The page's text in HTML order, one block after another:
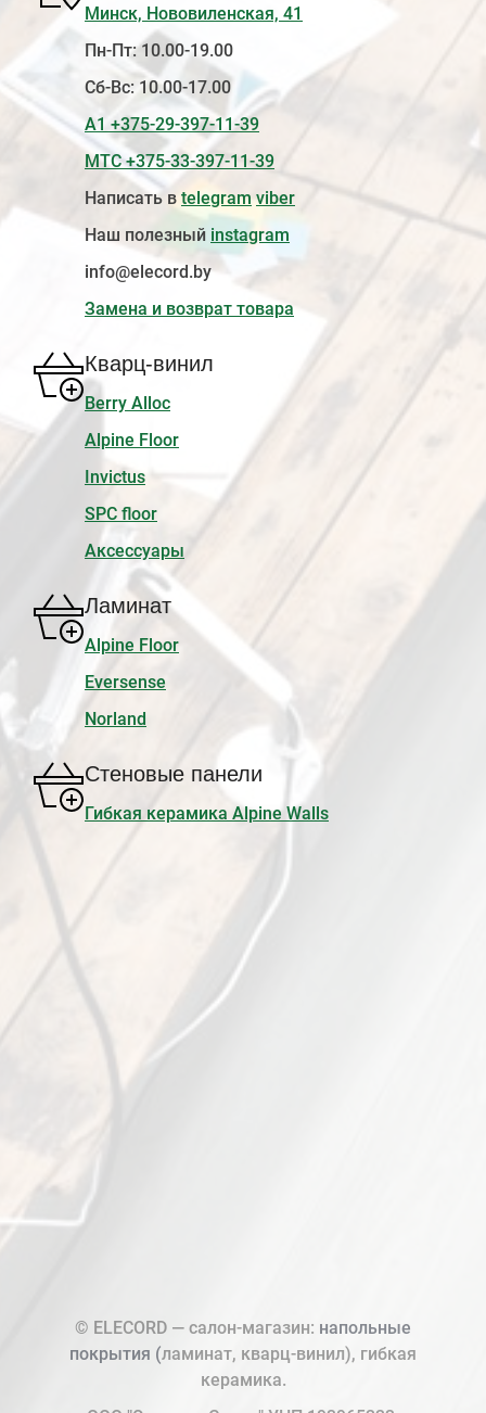
Минск, Нововиленская, 41
Пн-Пт: 10.00-19.00
Сб-Вс: 10.00-17.00
А1 +375-29-397-11-39
МТС +375-33-397-11-39
Написать в telegram viber
Наш полезный instagram
info@elecord.by
Замена и возврат товара
Кварц-винил
Berry Alloc
Alpine Floor
Invictus
SPC floor
Аксессуары
Ламинат
Alpine Floor
Eversense
Norland
Стеновые панели
Гибкая керамика Alpine Walls
© ELECORD — салон-магазин: напольные
покрытия (ламинат, кварц-винил), гибкая
керамика.